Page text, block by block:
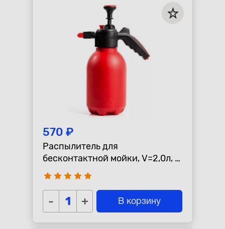
570 ₽
Распылитель для
бесконтактной мойки, V=2,0л, с
клапаном
star star star star star
- + В корзину